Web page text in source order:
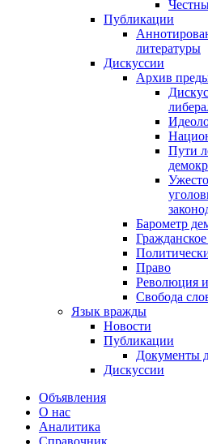
Публикации
литературы
Дискуссии
Архив
Пути
Барометр
Право
Революция
Свобода
Язык вражды
Новости
Публикации
Документы
Дискуссии
Объявления
О нас
Аналитика